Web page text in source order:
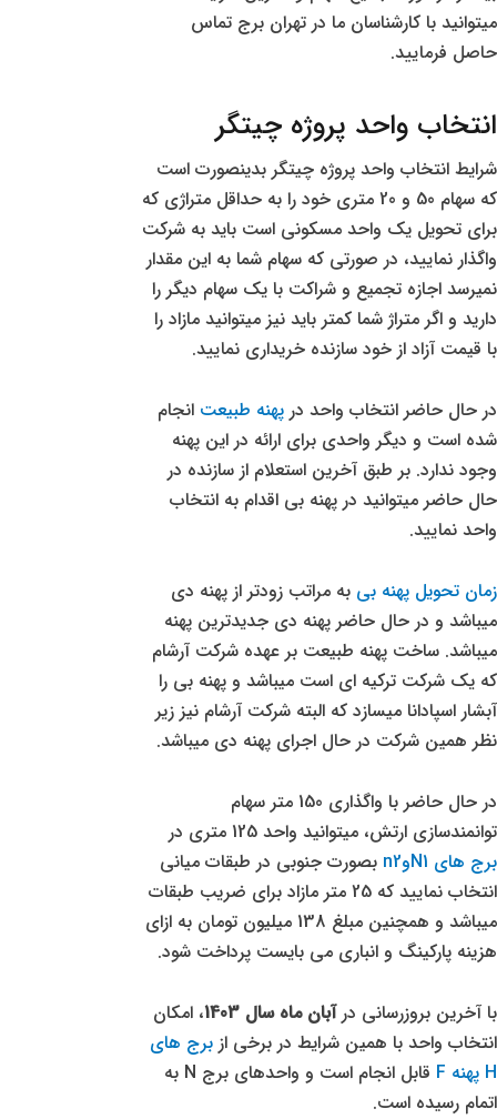
میتوانید با کارشناسان ما در تهران برج تماس
حاصل فرمایید.
انتخاب واحد پروژه چیتگر
شرایط انتخاب واحد پروژه چیتگر بدینصورت است
که سهام 50 و 20 متری خود را به حداقل متراژی که
برای تحویل یک واحد مسکونی است باید به شرکت
واگذار نمایید، در صورتی که سهام شما به این مقدار
نمیرسد اجازه تجمیع و شراکت با یک سهام دیگر را
دارید و اگر متراژ شما کمتر باید نیز میتوانید مازاد را
با قیمت آزاد از خود سازنده خریداری نمایید.
در حال حاضر انتخاب واحد در پهنه طبیعت انجام
شده است و دیگر واحدی برای ارائه در این پهنه
وجود ندارد. بر طبق آخرین استعلام از سازنده در
حال حاضر میتوانید در پهنه بی اقدام به انتخاب
واحد نمایید.
زمان تحویل پهنه بی به مراتب زودتر از پهنه دی
میباشد و در حال حاضر پهنه دی جدیدترین پهنه
میباشد. ساخت پهنه طبیعت بر عهده شرکت آرشام
که یک شرکت ترکیه ای است میباشد و پهنه بی را
آبشار اسپادانا میسازد که البته شرکت آرشام نیز زیر
نظر همین شرکت در حال اجرای پهنه دی میباشد.
در حال حاضر با واگذاری 150 متر سهام
توانمندسازی ارتش، میتوانید واحد 125 متری در
برج های N1وn2
بصورت جنوبی در طبقات میانی
انتخاب نمایید که 25 متر مازاد برای ضریب طبقات
میباشد و همچنین مبلغ 138 میلیون تومان به ازای
هزینه پارکینگ و انباری می بایست پرداخت شود.
با آخرین بروزرسانی درآبان ماه سال 1403
، امکان
انتخاب واحد با همین شرایط در برخی از برج های
H پهنه F
قابل انجام است و واحدهای برج N به
اتمام رسیده است.